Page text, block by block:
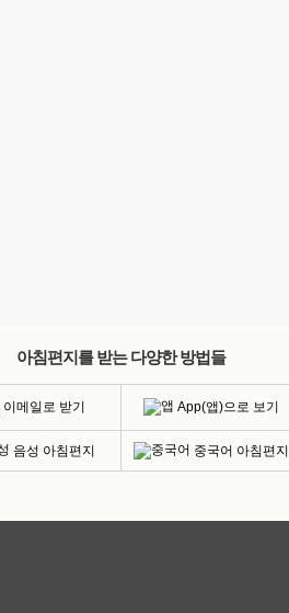
아침편지를 받는 다양한 방법들
이메일로 받기 App(앱)으로 보기
음성 아침편지 중국어 아침편지